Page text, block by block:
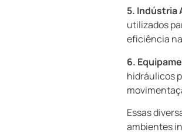
5. Indústria
utilizados
eficiência
6.
hidráulicos
Essas
ambientes